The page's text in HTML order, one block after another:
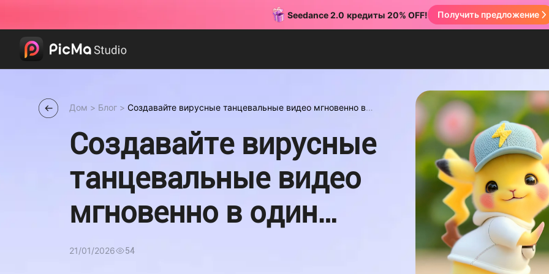
Дом > Блог > Создавайте вирусные танцевальные видео мгновенно в
Создавайте вирусные
танцевальные видео
мгновенно в один
клик.
21/01/2026 54
Seedance 2.0 кредиты 20% OFF! Получить предложение